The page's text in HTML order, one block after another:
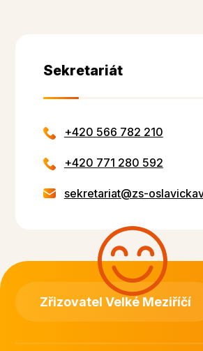
Sekretariát
+420 566 782 210
+420 771 280 592
sekretariat@zs-
Zřizovatel Velké Meziříčí